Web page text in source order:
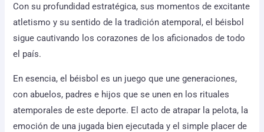
Con su profundidad estratégica, sus momentos de excitante
atletismo y su sentido de la tradición atemporal, el béisbol
sigue cautivando los corazones de los aficionados de todo
el país.
En esencia, el béisbol es un juego que une generaciones,
con abuelos, padres e hijos que se unen en los rituales
atemporales de este deporte. El acto de atrapar la pelota, la
emoción de una jugada bien ejecutada y el simple placer de